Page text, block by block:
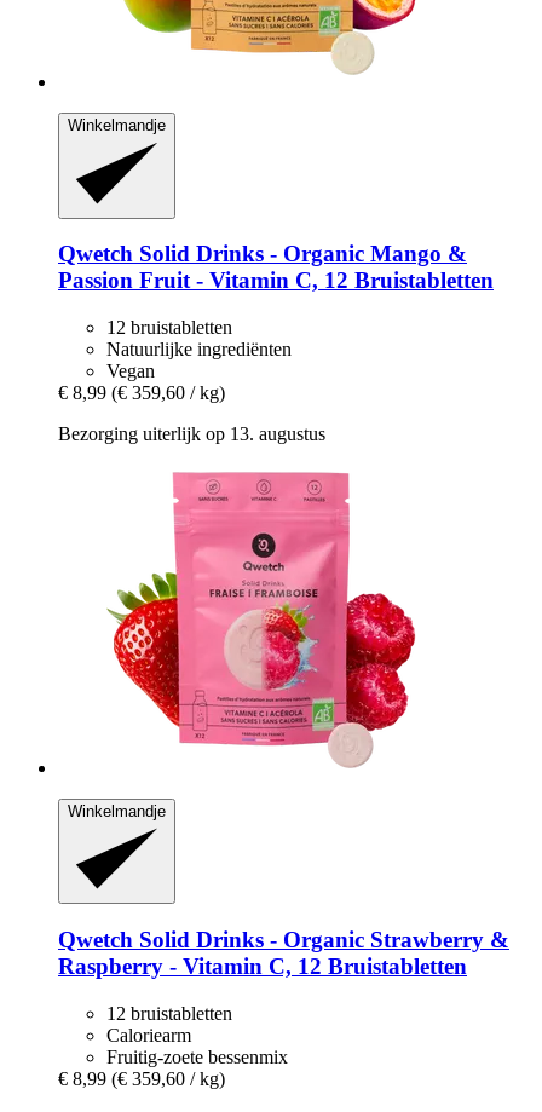
Winkelmandje
Qwetch Solid Drinks -​ Organic Mango &
Passion Fruit -​ Vitamin C, 12 Bruistabletten
12 bruistabletten
Natuurlijke ingrediënten
Vegan
€ 8,99 (€ 359,60 / kg)
Bezorging uiterlijk op 13. augustus
Winkelmandje
Qwetch Solid Drinks -​ Organic Strawberry &
Raspberry -​ Vitamin C, 12 Bruistabletten
12 bruistabletten
Caloriearm
Fruitig-zoete bessenmix
€ 8,99 (€ 359,60 / kg)